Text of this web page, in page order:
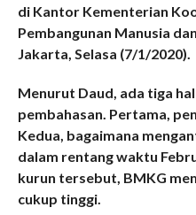
di Kantor Kementerian
Pembangunan Manusia
Jakarta, Selasa (7/1/2020).
Menurut Daud, ada tiga
pembahasan. Pertama,
Kedua, bagaimana
dalam rentang waktu
kurun tersebut, BMKG
cukup tinggi.